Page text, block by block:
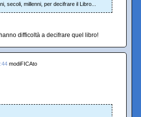
secoli, millenni, per decifrare il Libro...
difficoltà a decifrare quel libro!
modiFICAto